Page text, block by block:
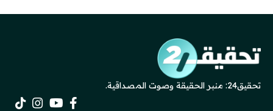
تحقيق24: منبر الحقيقة وصوت المصداقية.